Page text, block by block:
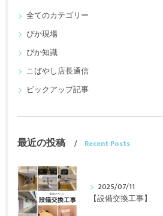
全てのカテゴリー
ぴか現場
ぴか知識
こばやし店長通信
ピックアップ記事
最近の投稿 Recent Posts
2025/07/11
【設備交換工事】